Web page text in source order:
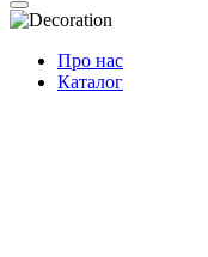
Про нас
Каталог